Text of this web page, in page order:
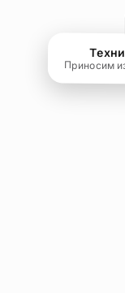
Приносим